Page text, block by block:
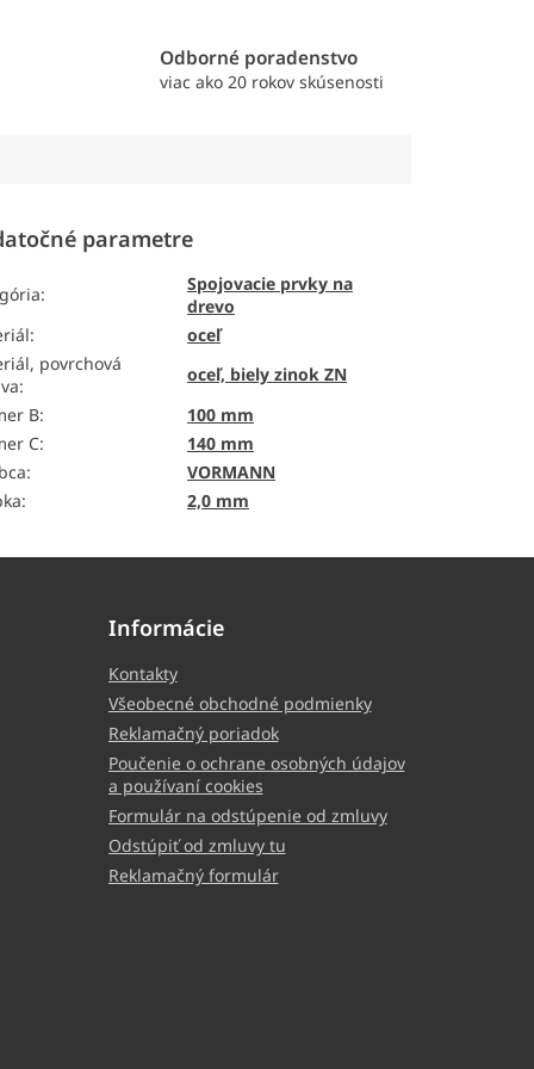
Odborné poradenstvo
viac ako 20 rokov skúsenosti
parametre
:
Spojovacie prvky na
drevo
:
oceľ
povrchová
:
oceľ, biely zinok ZN
B:
100 mm
C:
140 mm
:
VORMANN
: 2,0 mm
Informácie
Kontakty
Všeobecné obchodné podmienky
Reklamačný poriadok
Poučenie o ochrane osobných údajov
a používaní cookies
Formulár na odstúpenie od zmluvy
Odstúpiť od zmluvy tu
Reklamačný formulár